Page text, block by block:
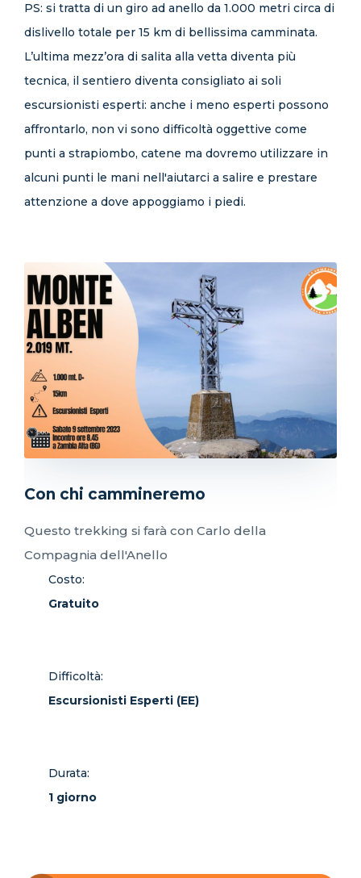
PS: si tratta di un giro ad anello da 1.000 metri circa di
dislivello totale per 15 km di bellissima camminata.
L’ultima mezz’ora di salita alla vetta diventa più
tecnica, il sentiero diventa consigliato ai soli
escursionisti esperti: anche i meno esperti possono
affrontarlo, non vi sono difficoltà oggettive come
punti a strapiombo, catene ma dovremo utilizzare in
alcuni punti le mani nell'aiutarci a salire e prestare
attenzione a dove appoggiamo i piedi.
Con chi cammineremo
Questo trekking si farà con Carlo della
Compagnia dell'Anello
Costo:
Gratuito
Difficoltà:
Escursionisti Esperti (EE)
Durata:
1 giorno